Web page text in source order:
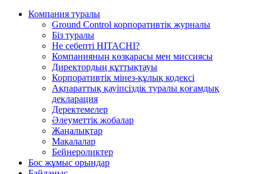
Компания туралы
Ground Control корпоративтік журналы
Біз туралы
Не себепті HITACHI?
Компанияның көзқарасы мен миссиясы
Директордың құттықтауы
Корпоративтік мінез-құлық кодексі
Ақпараттық қауіпсіздік туралы қоғамдық
декларация
Деректемелер
Әлеуметтік жобалар
Жаңалықтар
Мақалалар
Бейнероликтер
Бос жұмыс орындар